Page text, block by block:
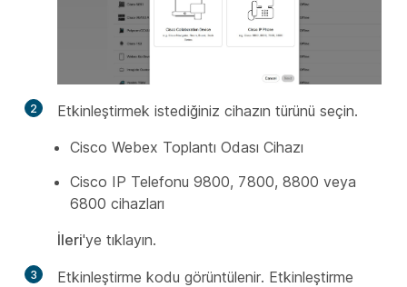
2
Etkinleştirmek istediğiniz cihazın türünü seçin.
Cisco Webex Toplantı Odası Cihazı
Cisco IP Telefonu 9800, 7800, 8800 veya
6800 cihazları
İleri'ye tıklayın.
3
Etkinleştirme kodu görüntülenir. Etkinleştirme